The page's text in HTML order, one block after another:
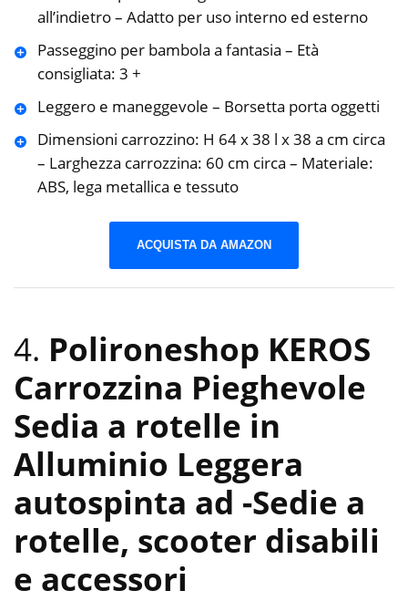
all’indietro – Adatto per uso interno ed esterno
Passeggino per bambola a fantasia – Età
consigliata: 3 +
Leggero e maneggevole – Borsetta porta oggetti
Dimensioni carrozzino: H 64 x 38 l x 38 a cm circa
– Larghezza carrozzina: 60 cm circa – Materiale:
ABS, lega metallica e tessuto
ACQUISTA DA AMAZON
4. Polironeshop KEROS
Carrozzina Pieghevole
Sedia a rotelle in
Alluminio Leggera
autospinta ad -Sedie a
rotelle, scooter disabili
e accessori